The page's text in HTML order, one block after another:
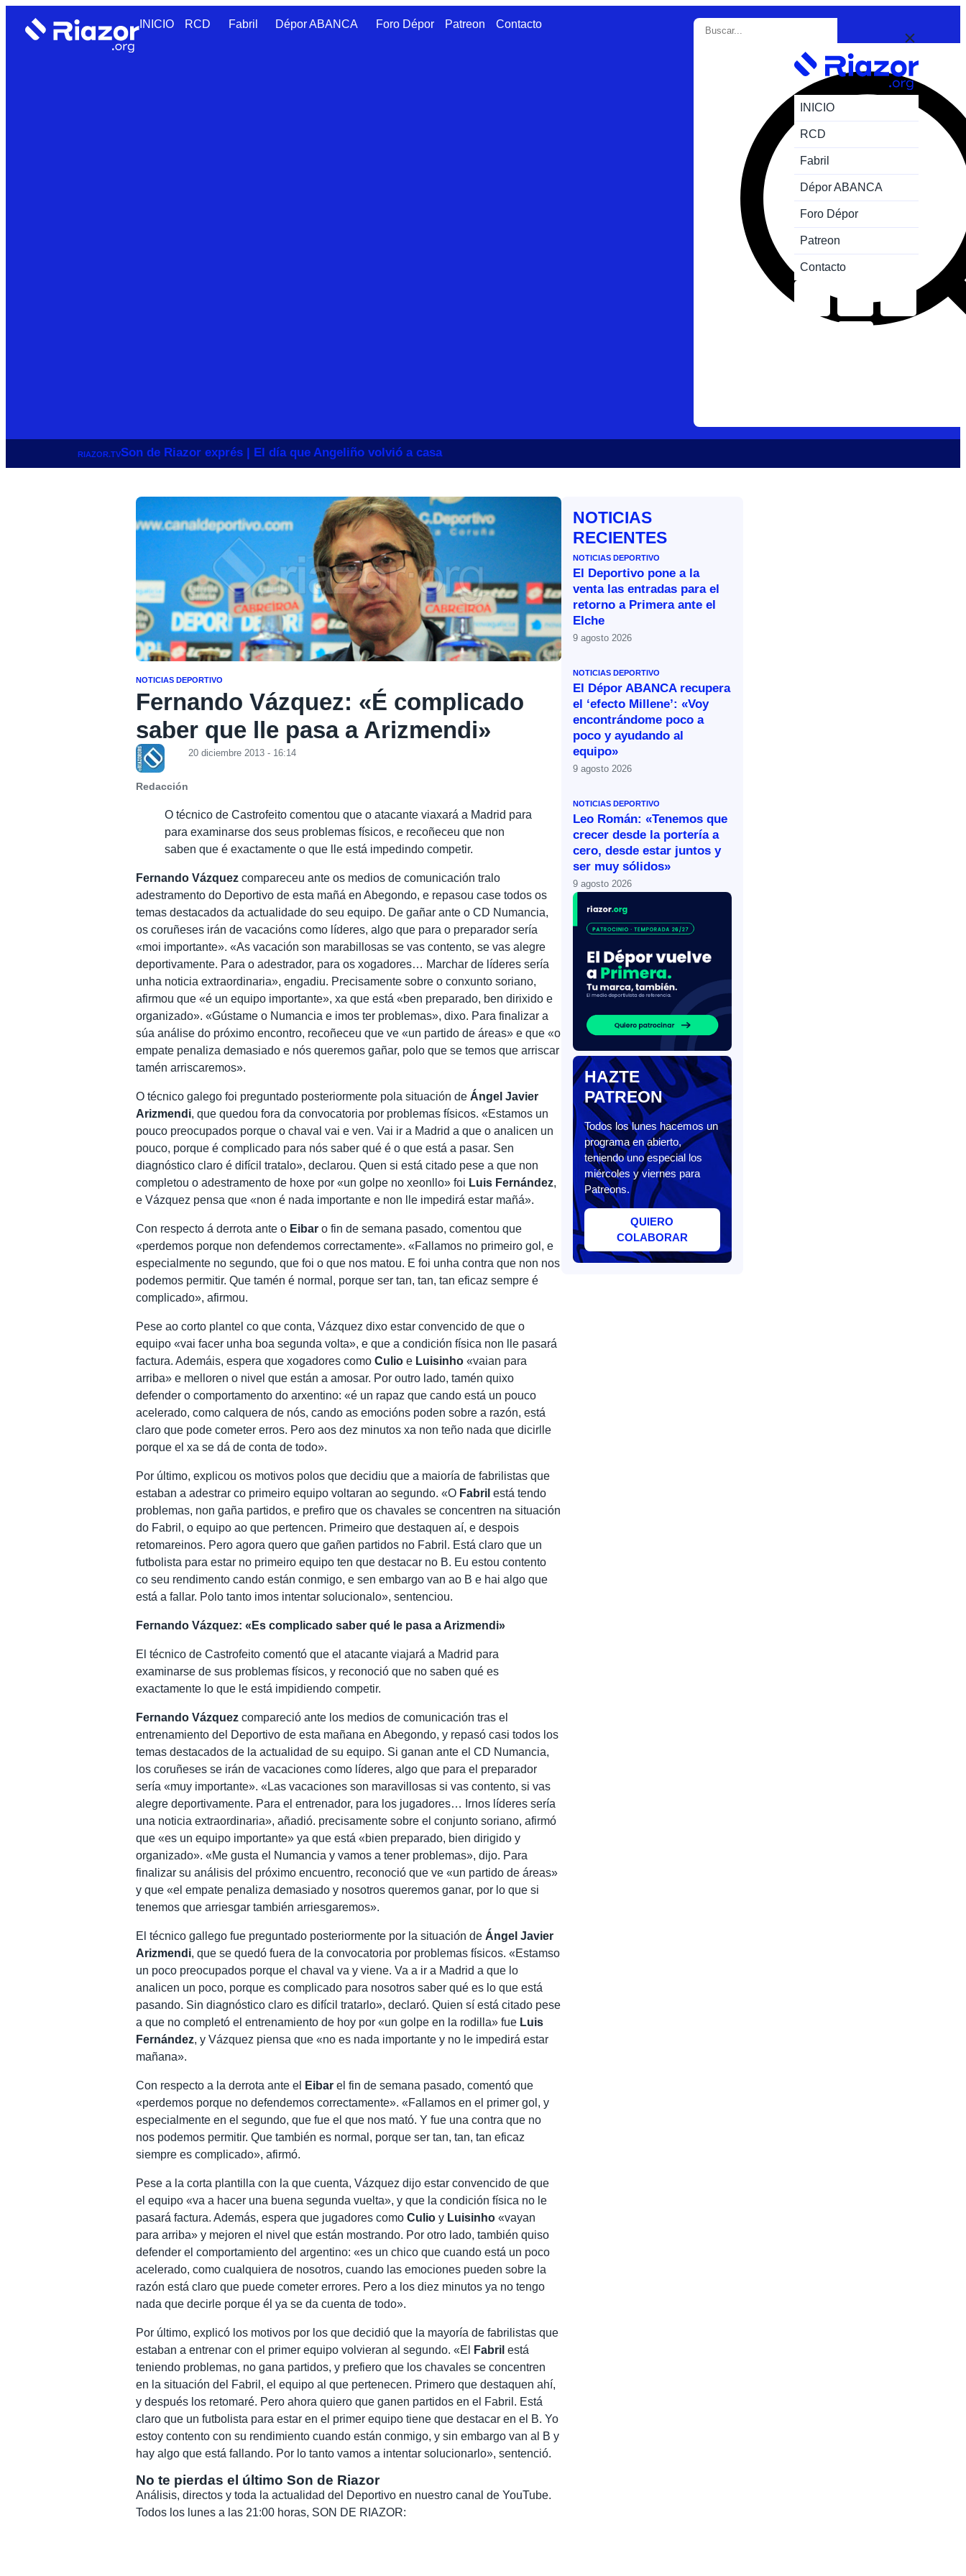
INICIO RCD Fabril Dépor ABANCA Foro Dépor Patreon Contacto
INICIO
RCD
Fabril
Dépor ABANCA
Foro Dépor
Patreon
Contacto
RIAZOR.TVSon de Riazor exprés | El día que Angeliño volvió a casa
NOTICIAS DEPORTIVO
Fernando Vázquez: «É complicado
saber que lle pasa a Arizmendi»
Redacción
20 diciembre 2013 - 16:14
O técnico de Castrofeito comentou que o atacante viaxará a Madrid para
para examinarse dos seus problemas físicos, e recoñeceu que non
saben que é exactamente o que lle está impedindo competir.
Fernando Vázquez compareceu ante os medios de comunicación tralo
adestramento do Deportivo de esta mañá en Abegondo, e repasou case todos os
temas destacados da actualidade do seu equipo. De gañar ante o CD Numancia,
os coruñeses irán de vacacións como líderes, algo que para o preparador sería
«moi importante». «As vacación son marabillosas se vas contento, se vas alegre
deportivamente. Para o adestrador, para os xogadores… Marchar de líderes sería
unha noticia extraordinaria», engadiu. Precisamente sobre o conxunto soriano,
afirmou que «é un equipo importante», xa que está «ben preparado, ben dirixido e
organizado». «Gústame o Numancia e imos ter problemas», dixo. Para finalizar a
súa análise do próximo encontro, recoñeceu que ve «un partido de áreas» e que «o
empate penaliza demasiado e nós queremos gañar, polo que se temos que arriscar
tamén arriscaremos».
O técnico galego foi preguntado posteriormente pola situación de Ángel Javier
Arizmendi, que quedou fora da convocatoria por problemas físicos. «Estamos un
pouco preocupados porque o chaval vai e ven. Vai ir a Madrid a que o analicen un
pouco, porque é complicado para nós saber qué é o que está a pasar. Sen
diagnóstico claro é difícil tratalo», declarou. Quen si está citado pese a que non
completou o adestramento de hoxe por «un golpe no xeonllo» foi Luis Fernández,
e Vázquez pensa que «non é nada importante e non lle impedirá estar mañá».
Con respecto á derrota ante o Eibar o fin de semana pasado, comentou que
«perdemos porque non defendemos correctamente». «Fallamos no primeiro gol, e
especialmente no segundo, que foi o que nos matou. E foi unha contra que non nos
podemos permitir. Que tamén é normal, porque ser tan, tan, tan eficaz sempre é
complicado», afirmou.
Pese ao corto plantel co que conta, Vázquez dixo estar convencido de que o
equipo «vai facer unha boa segunda volta», e que a condición física non lle pasará
factura. Ademáis, espera que xogadores comoCulio e Luisinho «vaian para
arriba» e melloren o nivel que están a amosar. Por outro lado, tamén quixo
defender o comportamento do arxentino: «é un rapaz que cando está un pouco
acelerado, como calquera de nós, cando as emocións poden sobre a razón, está
claro que pode cometer erros. Pero aos dez minutos xa non teño nada que dicirlle
porque el xa se dá de conta de todo».
Por último, explicou os motivos polos que decidiu que a maioría de fabrilistas que
estaban a adestrar co primeiro equipo voltaran ao segundo. «O Fabril está tendo
problemas, non gaña partidos, e prefiro que os chavales se concentren na situación
do Fabril, o equipo ao que pertencen. Primeiro que destaquen aí, e despois
retomareinos. Pero agora quero que gañen partidos no Fabril. Está claro que un
futbolista para estar no primeiro equipo ten que destacar no B. Eu estou contento
co seu rendimento cando están conmigo, e sen embargo van ao B e hai algo que
está a fallar. Polo tanto imos intentar solucionalo», sentenciou.
Fernando Vázquez: «Es complicado saber qué le pasa a Arizmendi»
El técnico de Castrofeito comentó que el atacante viajará a Madrid para
examinarse de sus problemas físicos, y reconoció que no saben qué es
exactamente lo que le está impidiendo competir.
Fernando Vázquez compareció ante los medios de comunicación tras el
entrenamiento del Deportivo de esta mañana en Abegondo, y repasó casi todos los
temas destacados de la actualidad de su equipo. Si ganan ante el CD Numancia,
los coruñeses se irán de vacaciones como líderes, algo que para el preparador
sería «muy importante». «Las vacaciones son maravillosas si vas contento, si vas
alegre deportivamente. Para el entrenador, para los jugadores… Irnos líderes sería
una noticia extraordinaria», añadió. precisamente sobre el conjunto soriano, afirmó
que «es un equipo importante» ya que está «bien preparado, bien dirigido y
organizado». «Me gusta el Numancia y vamos a tener problemas», dijo. Para
finalizar su análisis del próximo encuentro, reconoció que ve «un partido de áreas»
y que «el empate penaliza demasiado y nosotros queremos ganar, por lo que si
tenemos que arriesgar también arriesgaremos».
El técnico gallego fue preguntado posteriormente por la situación de Ángel Javier
Arizmendi, que se quedó fuera de la convocatoria por problemas físicos. «Estamso
un poco preocupados porque el chaval va y viene. Va a ir a Madrid a que lo
analicen un poco, porque es complicado para nosotros saber qué es lo que está
pasando. Sin diagnóstico claro es difícil tratarlo», declaró. Quien sí está citado pese
a que no completó el entrenamiento de hoy por «un golpe en la rodilla» fue Luis
Fernández, y Vázquez piensa que «no es nada importante y no le impedirá estar
mañana».
Con respecto a la derrota ante el Eibar el fin de semana pasado, comentó que
«perdemos porque no defendemos correctamente». «Fallamos en el primer gol, y
especialmente en el segundo, que fue el que nos mató. Y fue una contra que no
nos podemos permitir. Que también es normal, porque ser tan, tan, tan eficaz
siempre es complicado», afirmó.
Pese a la corta plantilla con la que cuenta, Vázquez dijo estar convencido de que
el equipo «va a hacer una buena segunda vuelta», y que la condición física no le
pasará factura. Además, espera que jugadores comoCulio y Luisinho «vayan
para arriba» y mejoren el nivel que están mostrando. Por otro lado, también quiso
defender el comportamiento del argentino: «es un chico que cuando está un poco
acelerado, como cualquiera de nosotros, cuando las emociones pueden sobre la
razón está claro que puede cometer errores. Pero a los diez minutos ya no tengo
nada que decirle porque él ya se da cuenta de todo».
Por último, explicó los motivos por los que decidió que la mayoría de fabrilistas que
estaban a entrenar con el primer equipo volvieran al segundo. «El
Fabril está
teniendo problemas, no gana partidos, y prefiero que los chavales se concentren
en la situación del Fabril, el equipo al que pertenecen. Primero que destaquen ahí,
y después los retomaré. Pero ahora quiero que ganen partidos en el Fabril. Está
claro que un futbolista para estar en el primer equipo tiene que destacar en el B. Yo
estoy contento con su rendimiento cuando están conmigo, y sin embargo van al B y
hay algo que está fallando. Por lo tanto vamos a intentar solucionarlo», sentenció.
No te pierdas el último Son de Riazor
Análisis, directos y toda la actualidad del Deportivo en nuestro canal de YouTube.
Todos los lunes a las 21:00 horas, SON DE RIAZOR:
NOTICIAS
RECIENTES
NOTICIAS DEPORTIVO
El Deportivo pone a la
venta las entradas para el
retorno a Primera ante el
Elche
9 agosto 2026
NOTICIAS DEPORTIVO
El Dépor ABANCA recupera
el ‘efecto Millene’: «Voy
encontrándome poco a
poco y ayudando al
equipo»
9 agosto 2026
NOTICIAS DEPORTIVO
Leo Román: «Tenemos que
crecer desde la portería a
cero, desde estar juntos y
ser muy sólidos»
9 agosto 2026
HAZTE
PATREON
Todos los lunes hacemos un
programa en abierto,
teniendo uno especial los
miércoles y viernes para
Patreons.
QUIERO
COLABORAR